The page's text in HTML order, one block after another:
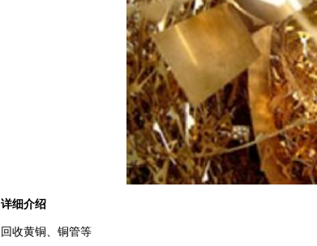
详细介绍
回收黄铜、铜管等